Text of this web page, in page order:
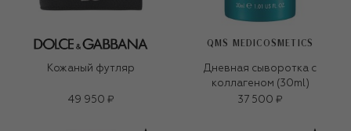
Кожаный футляр
49 950 ₽
QMS MEDICOSMETICS
Дневная сыворотка с
коллагеном (30ml)
37 500 ₽